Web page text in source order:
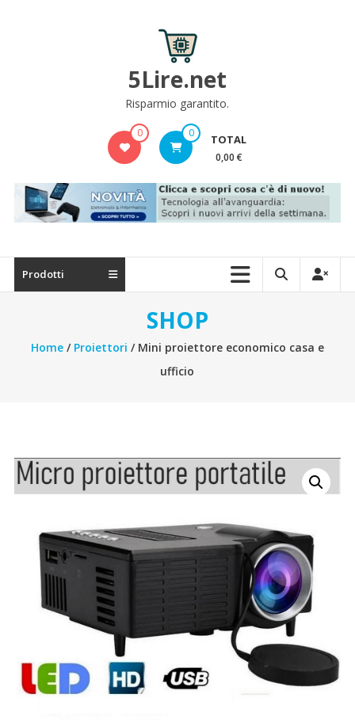
5Lire.net
Risparmio garantito.
0 0 TOTAL
0,00 €
Prodotti
SHOP
Home/ Proiettori / Mini proiettore economico casa e
ufficio